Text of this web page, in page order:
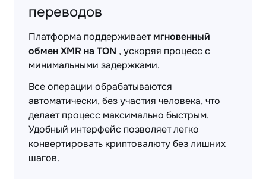
переводов
Платформа поддерживаетмгновенный
обмен XMR на TON , ускоряя процесс с
минимальными задержками.
Все операции обрабатываются
автоматически, без участия человека, что
делает процесс максимально быстрым.
Удобный интерфейс позволяет легко
конвертировать криптовалюту без лишних
шагов.